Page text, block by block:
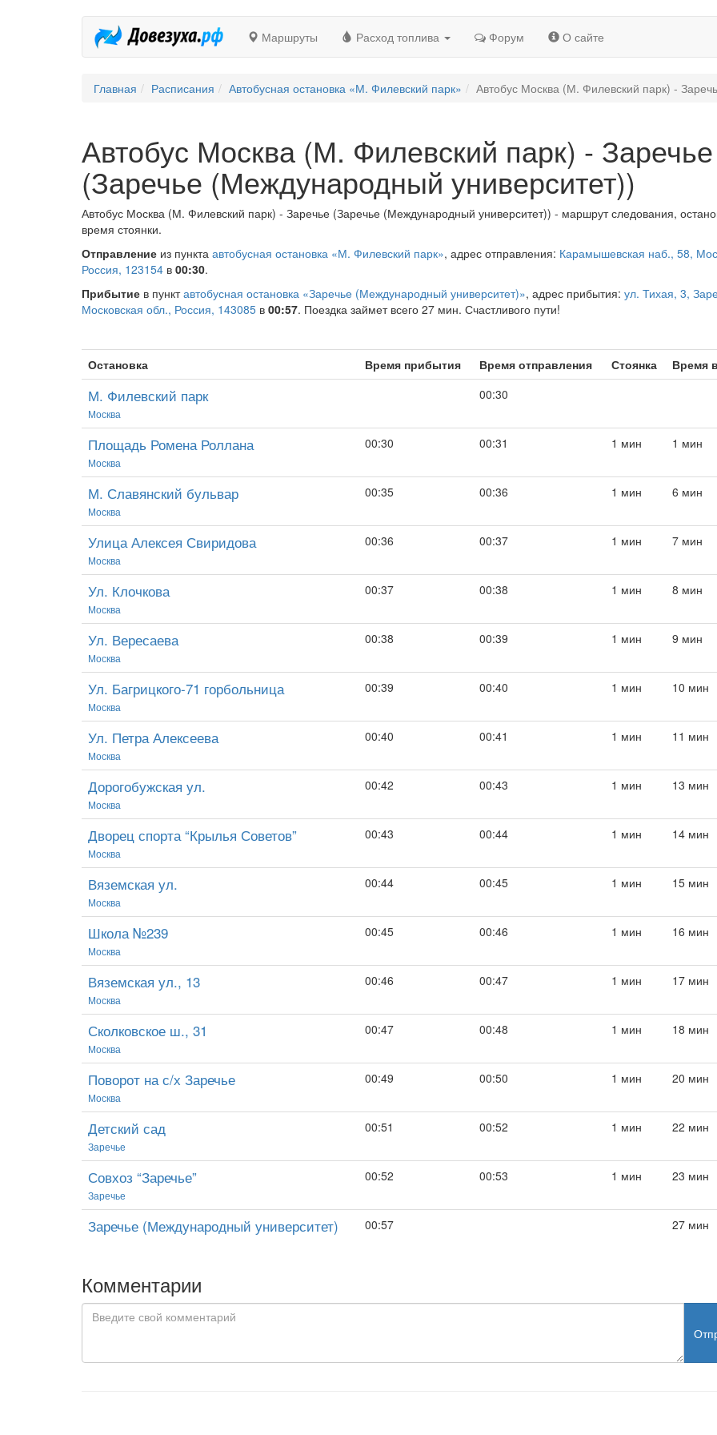
Маршруты Расход топлива Форум О сайте
Главная Расписания Автобусная остановка «М. Филевский парк» Автобус Москва (М. Филевский парк) -
Автобус Москва (М. Филевский парк) - Заречье
(Заречье (Международный университет))
Автобус Москва (М. Филевский парк) - Заречье (Заречье (Международный университет)) - маршрут следования,
время стоянки.
Отправление из пункта автобусная остановка «М. Филевский парк», адрес отправления: Карамышевская наб., 58,
Россия, 123154 в 00:30.
Прибытие в пунктавтобусная остановка «Заречье (Международный университет)», адрес прибытия: ул. Тихая, 3,
Московская обл., Россия, 143085 в 00:57. Поездка займет всего 27 мин. Счастливого пути!
Остановка Время прибытия Время отправления Стоянка Время
М. Филевский парк
Москва
00:30
Площадь Ромена Роллана
Москва
00:30 00:31 1 мин 1 мин
М. Славянский бульвар
Москва
00:35 00:36 1 мин 6 мин
Улица Алексея Свиридова
Москва
00:36 00:37 1 мин 7 мин
Ул. Клочкова
Москва
00:37 00:38 1 мин 8 мин
Ул. Вересаева
Москва
00:38 00:39 1 мин 9 мин
Ул. Багрицкого-71 горбольница
Москва
00:39 00:40 1 мин 10 мин
Ул. Петра Алексеева
Москва
00:40 00:41 1 мин 11 мин
Дорогобужская ул.
Москва
00:42 00:43 1 мин 13 мин
Дворец спорта “Крылья Советов”
Москва
00:43 00:44 1 мин 14 мин
Вяземская ул.
Москва
00:44 00:45 1 мин 15 мин
Школа №239
Москва
00:45 00:46 1 мин 16 мин
Вяземская ул., 13
Москва
00:46 00:47 1 мин 17 мин
Сколковское ш., 31
Москва
00:47 00:48 1 мин 18 мин
Поворот на с/х Заречье
Москва
00:49 00:50 1 мин 20 мин
Детский сад
Заречье
00:51 00:52 1 мин 22 мин
Совхоз “Заречье”
Заречье
00:52 00:53 1 мин 23 мин
Заречье (Международный университет) 00:57 27 мин
Комментарии